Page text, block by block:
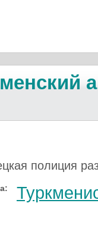
полиция